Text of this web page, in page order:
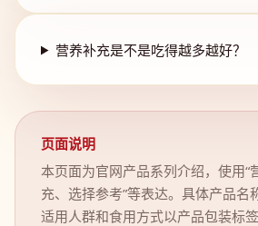
营养补充是不是吃得越多越好？
页面说明
本页面为官网产品系列介绍，使用“
充、选择参考”等表达。具体产品名
适用人群和食用方式以产品包装标签